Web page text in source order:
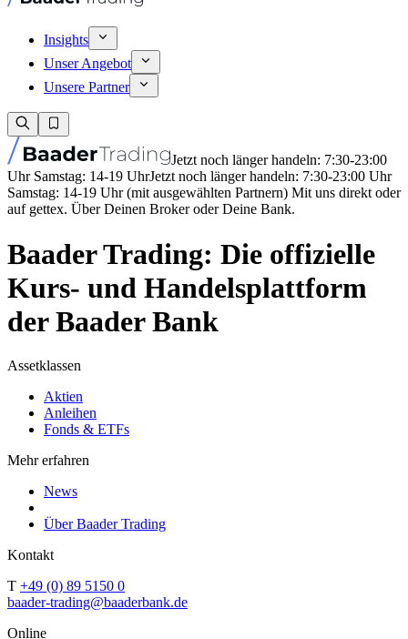
Insights
Unser Angebot
Unsere Partner
Jetzt noch länger handeln: 7:30-23:00
Uhr Samstag: 14-19 UhrJetzt noch länger handeln: 7:30-23:00 Uhr
Samstag: 14-19 Uhr (mit ausgewählten Partnern) Mit uns direkt oder
auf gettex. Über Deinen Broker oder Deine Bank.
Baader Trading: Die offizielle
Kurs- und Handelsplattform
der Baader Bank
Assetklassen
Aktien
Anleihen
Fonds & ETFs
Mehr erfahren
News
Über Baader Trading
Kontakt
T +49 (0) 89 5150 0
baader-trading@baaderbank.de
Online